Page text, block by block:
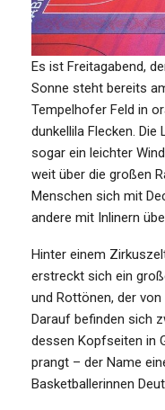
Es ist Freitagabend,
Sonne steht bereits
Tempelhofer Feld in
dunkellila Flecken.
sogar ein leichter
weit über die großen
Menschen sich mit
andere mit Inlinern
Hinter einem
erstreckt sich ein
und Rottönen, der
Darauf befinden sich
dessen Kopfseiten in
prangt – der Name
Basketballerinnen